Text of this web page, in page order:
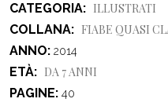
CATEGORIA
ILLUSTRATI
COLLANA
FIABE QUASI
ANNO 2014
ETÀ
DA 7 ANNI
PAGINE 40